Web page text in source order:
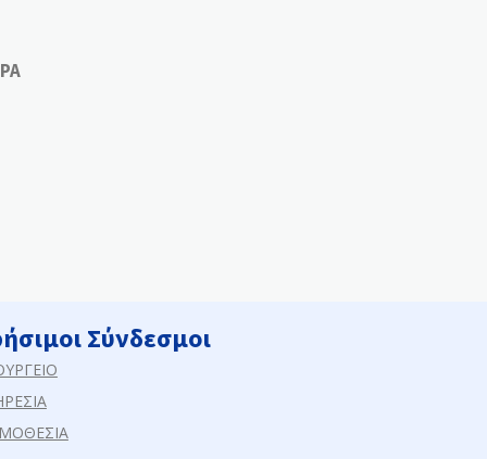
Σύνδεσμοι